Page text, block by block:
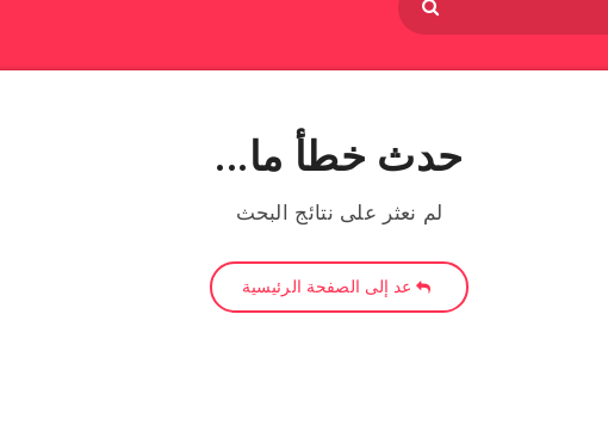
حدث خطأ ما...
لم نعثر على نتائج البحث
عد إلى الصفحة الرئيسية